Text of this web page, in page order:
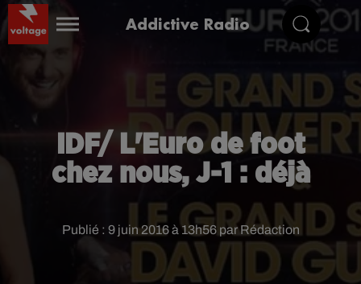
Addictive Radio
IDF/ L'Euro de foot
chez nous, J-1 : déjà
Publié : 9 juin 2016 à 13h56 par Rédaction